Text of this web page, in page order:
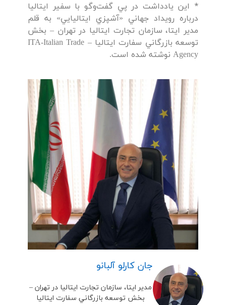
٭ اين يادداشت در پي گفت‌وگو با سفير ايتاليا
درباره رويداد جهاني «آشپزي ايتاليايي» به قلم
مدير ايتا، سازمان تجارت ايتاليا در تهران – بخش
توسعه بازرگاني سفارت ايتاليا – ITA-Italian Trade
Agency نوشته شده است.
جان کارلو آلبانو
مدير ايتا، سازمان تجارت ايتاليا در تهران –
بخش توسعه بازرگاني سفارت ايتاليا